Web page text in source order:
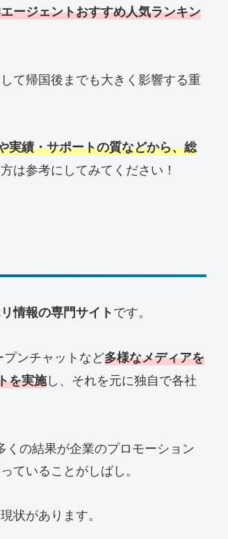
エージェントおすすめ人気ランキン
て帰国後までも大きく影響する重
実績・サポートの質などから、総
は参考にしてみてください！
情報の専門サイトです。
ンチャットなど多様なメディアを
を実施し、それを元に独自で各社
の結果が企業のプロモーション
ていることがしばし。
状があります。